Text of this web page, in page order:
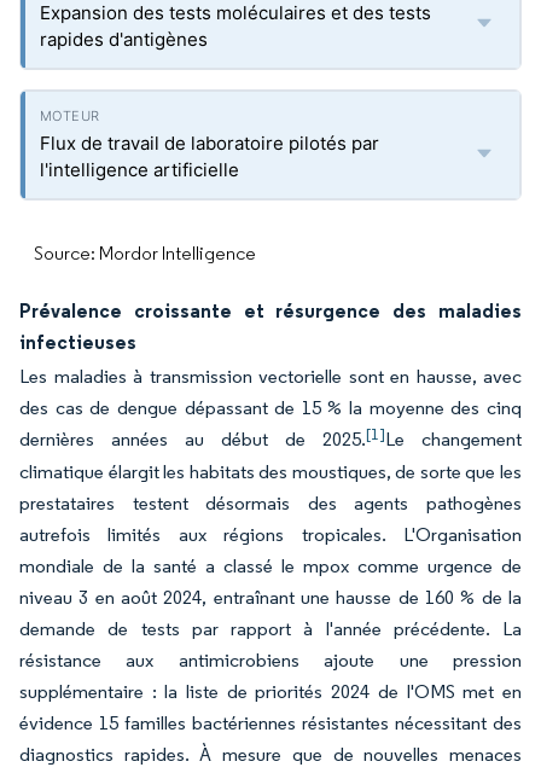
Expansion des tests moléculaires et des tests
rapides d'antigènes
Flux de travail de laboratoire pilotés par
l'intelligence artificielle
Source: Mordor Intelligence
Prévalence croissante et résurgence des maladies
infectieuses
Les maladies à transmission vectorielle sont en hausse, avec
des cas de dengue dépassant de 15 % la moyenne des cinq
dernières années au début de 2025.[1]Le changement
climatique élargit les habitats des moustiques, de sorte que les
prestataires testent désormais des agents pathogènes
autrefois limités aux régions tropicales. L'Organisation
mondiale de la santé a classé le mpox comme urgence de
niveau 3 en août 2024, entraînant une hausse de 160 % de la
demande de tests par rapport à l'année précédente. La
résistance aux antimicrobiens ajoute une pression
supplémentaire : la liste de priorités 2024 de l'OMS met en
évidence 15 familles bactériennes résistantes nécessitant des
diagnostics rapides. À mesure que de nouvelles menaces